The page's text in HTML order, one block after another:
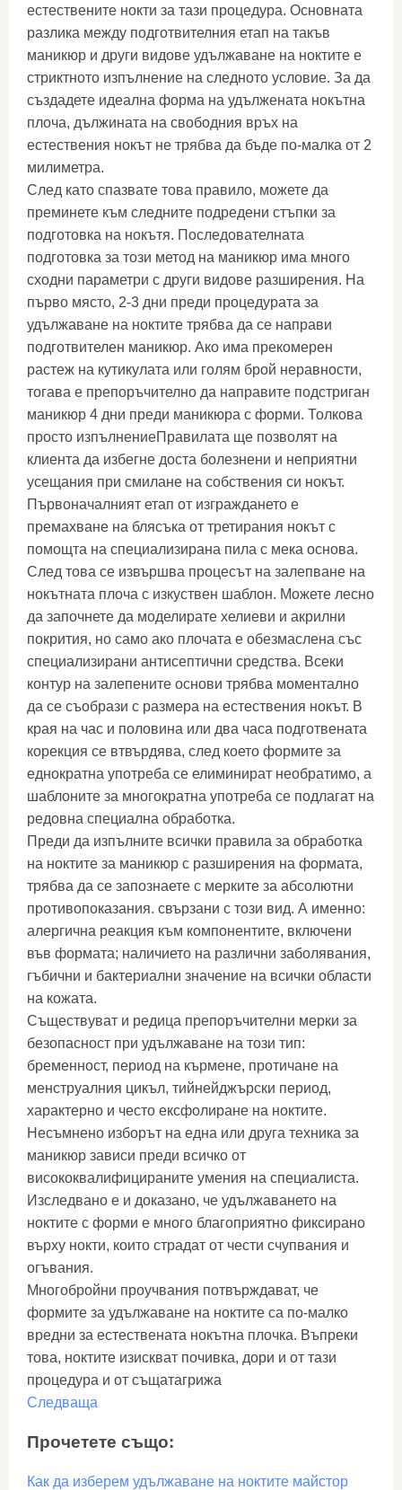
естествените нокти за тази процедура. Основната
разлика между подготвителния етап на такъв
маникюр и други видове удължаване на ноктите е
стриктното изпълнение на следното условие. За да
създадете идеална форма на удължената нокътна
плоча, дължината на свободния връх на
естествения нокът не трябва да бъде по-малка от 2
милиметра.
След като спазвате това правило, можете да
преминете към следните подредени стъпки за
подготовка на нокътя. Последователната
подготовка за този метод на маникюр има много
сходни параметри с други видове разширения. На
първо място, 2-3 дни преди процедурата за
удължаване на ноктите трябва да се направи
подготвителен маникюр. Ако има прекомерен
растеж на кутикулата или голям брой неравности,
тогава е препоръчително да направите подстриган
маникюр 4 дни преди маникюра с форми. Толкова
просто изпълнениеПравилата ще позволят на
клиента да избегне доста болезнени и неприятни
усещания при смилане на собствения си нокът.
Първоначалният етап от изграждането е
премахване на блясъка от третирания нокът с
помощта на специализирана пила с мека основа.
След това се извършва процесът на залепване на
нокътната плоча с изкуствен шаблон. Можете лесно
да започнете да моделирате хелиеви и акрилни
покрития, но само ако плочата е обезмаслена със
специализирани антисептични средства. Всеки
контур на залепените основи трябва моментално
да се съобрази с размера на естествения нокът. В
края на час и половина или два часа подготвената
корекция се втвърдява, след което формите за
еднократна употреба се елиминират необратимо, а
шаблоните за многократна употреба се подлагат на
редовна специална обработка.
Преди да изпълните всички правила за обработка
на ноктите за маникюр с разширения на формата,
трябва да се запознаете с мерките за абсолютни
противопоказания. свързани с този вид. А именно:
алергична реакция към компонентите, включени
във формата; наличието на различни заболявания,
гъбични и бактериални значение на всички области
на кожата.
Съществуват и редица препоръчителни мерки за
безопасност при удължаване на този тип:
бременност, период на кърмене, протичане на
менструалния цикъл, тийнейджърски период,
характерно и често ексфолиране на ноктите.
Несъмнено изборът на една или друга техника за
маникюр зависи преди всичко от
висококвалифицираните умения на специалиста.
Изследвано е и доказано, че удължаването на
ноктите с форми е много благоприятно фиксирано
върху нокти, които страдат от чести счупвания и
огъвания.
Многобройни проучвания потвърждават, че
формите за удължаване на ноктите са по-малко
вредни за естествената нокътна плочка. Въпреки
това, ноктите изискват почивка, дори и от тази
процедура и от същатагрижа
Следваща
Прочетете също:
Как да изберем удължаване на ноктите майстор